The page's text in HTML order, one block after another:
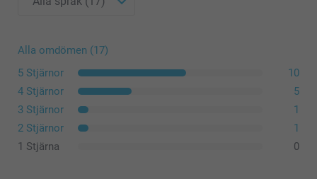
Alla omdömen (17)
5 Stjärnor
10
4 Stjärnor
5
3 Stjärnor
1
2 Stjärnor
1
1 Stjärna
0